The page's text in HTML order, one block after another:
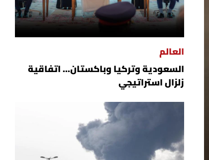
العالم
السعودية وتركيا وباكستان... اتفاقية
زلزال استراتيجي